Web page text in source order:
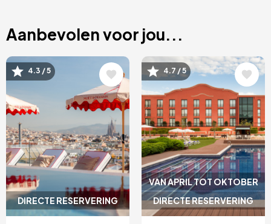
Aanbevolen voor jou...
DIRECTE RESERVERING
Afbeelding
4.3 / 5
VAN APRIL TOT OKTOBER
DIRECTE RESERVERING
Afbeelding
4.7 / 5